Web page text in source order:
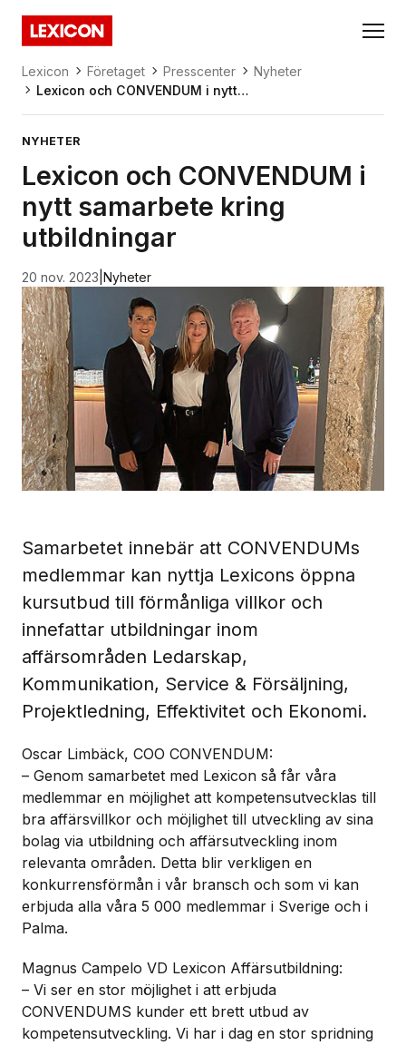
Gå direkt till huvudinnehållet
Lexicon
Lexicon Företaget Presscenter
Nyheter
Lexicon och CONVENDUM i nytt
NYHETER
Lexicon och CONVENDUM i
nytt samarbete kring
utbildningar
20 nov. 2023 Nyheter
Samarbetet innebär att CONVENDUMs
medlemmar kan nyttja Lexicons öppna
kursutbud till förmånliga villkor och
innefattar utbildningar inom
affärsområden Ledarskap,
Kommunikation, Service & Försäljning,
Projektledning, Effektivitet och Ekonomi.
Oscar Limbäck, COO CONVENDUM:
– Genom samarbetet med Lexicon så får våra
medlemmar en möjlighet att kompetensutvecklas till
bra affärsvillkor och möjlighet till utveckling av sina
bolag via utbildning och affärsutveckling inom
relevanta områden. Detta blir verkligen en
konkurrensförmån i vår bransch och som vi kan
erbjuda alla våra 5 000 medlemmar i Sverige och i
Palma.
Magnus Campelo VD Lexicon Affärsutbildning:
– Vi ser en stor möjlighet i att erbjuda
CONVENDUMS kunder ett brett utbud av
kompetensutveckling. Vi har i dag en stor spridning